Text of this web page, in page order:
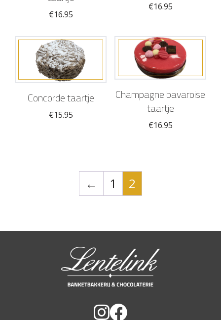
€16.95
€16.95
Concorde taartje
€15.95
Champagne bavaroise
taartje
€16.95
← 1 2